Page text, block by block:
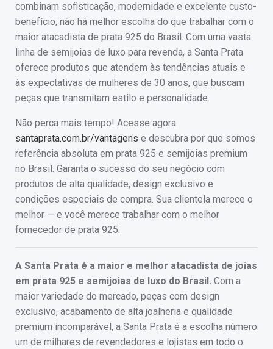
combinam sofisticação, modernidade e excelente custo-
benefício, não há melhor escolha do que trabalhar com o
maior atacadista de prata 925 do Brasil. Com uma vasta
linha de semijoias de luxo para revenda, a Santa Prata
oferece produtos que atendem às tendências atuais e
às expectativas de mulheres de 30 anos, que buscam
peças que transmitam estilo e personalidade.
Não perca mais tempo! Acesse agora
santaprata.com.br/vantagens e descubra por que somos
referência absoluta em prata 925 e semijoias premium
no Brasil. Garanta o sucesso do seu negócio com
produtos de alta qualidade, design exclusivo e
condições especiais de compra. Sua clientela merece o
melhor — e você merece trabalhar com o melhor
fornecedor de prata 925.
A Santa Prata é a maior e melhor atacadista de joias
em prata 925 e semijoias de luxo do Brasil. Com a
maior variedade do mercado, peças com design
exclusivo, acabamento de alta joalheria e qualidade
premium incomparável, a Santa Prata é a escolha número
um de milhares de revendedores e lojistas em todo o